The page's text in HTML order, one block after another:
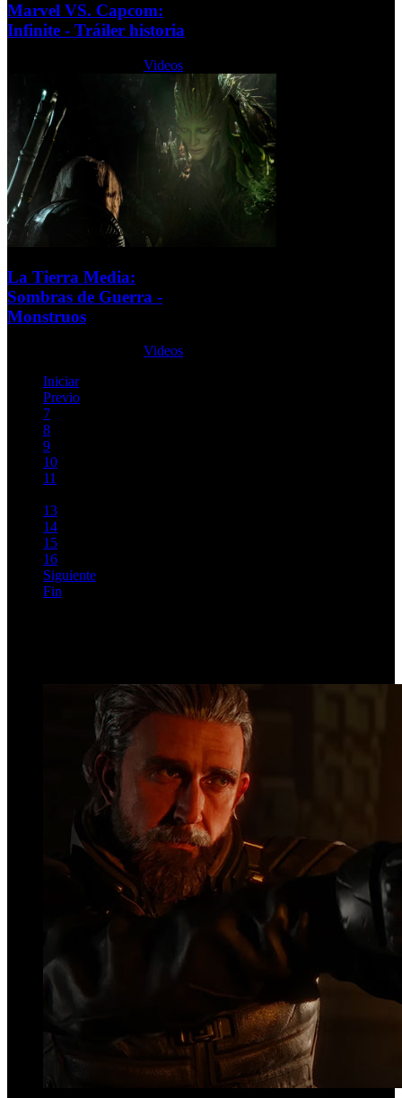
Marvel VS. Capcom:
Infinite - Tráiler historia
Videos
La Tierra Media:
Sombras de Guerra -
Monstruos
Videos
Iniciar
Previo
7
8
9
10
11
13
14
15
16
Siguiente
Fin